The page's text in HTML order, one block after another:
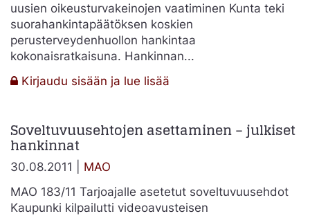
uusien oikeusturvakeinojen vaatiminen Kunta teki
suorahankintapäätöksen koskien
perusterveydenhuollon hankintaa
kokonaisratkaisuna. Hankinnan...
Kirjaudu sisään ja lue lisää
julkiset
Soveltuvuusehtojen asettaminen – julkiset
hankinnat
30.08.2011 | MAO
MAO 183/11 Tarjoajalle asetetut soveltuvuusehdot
Kaupunki kilpailutti videoavusteisen